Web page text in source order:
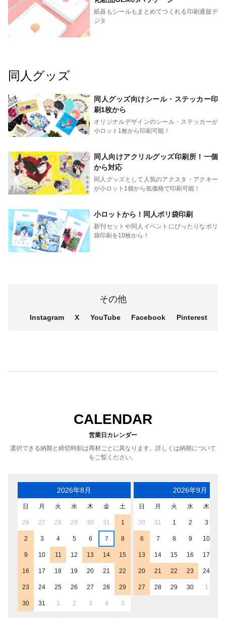
紙器もシールもまとめてつくれる印刷通販デ
ジタ
同人グッズ
同人グッズ向けシール・ステッカー印
刷1枚から
オリジナルデザインのシール・ステッカーが
小ロット1枚から印刷可能！
同人向けアクリルグッズ印刷所！一個
から対応
同人グッズとして人気のアクスタ・アクキー
が小ロット1個から低価格で印刷可能！
小ロットから！同人ポリ袋印刷
新刊セットや同人イベントにぴったりなポリ
袋印刷を10枚から！
その他
Instagram X YouTube Facebook Pinterest
CALENDAR
営業日カレンダー
選択できる納期と締切時刻は商材ごとに異なります。詳しくは納期について
をご覧ください。
2026年8月
日 月 火 水 木 金 土
26 27 28 29 30 31 1
2 3 4 5 6 7 8
9 10 11 12 13 14 15
16 17 18 19 20 21 22
23 24 25 26 27 28 29
30 31 1 2 3 4 5
2026年9月
日 月 火 水 木
30 31 1 2 3
6 7 8 9 10
13 14 15 16 17
20 21 22 23 24
27 28 29 30 1